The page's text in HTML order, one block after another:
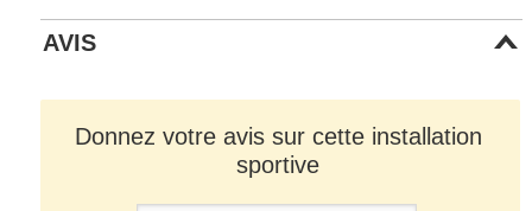
AVIS
Donnez votre avis sur cette installation
sportive